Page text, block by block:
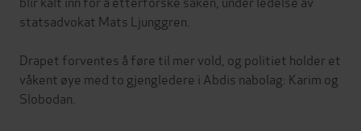
statsadvokat Mats Ljunggren.
Drapet forventes å føre til mer vold, og politiet holder et
våkent øye med to gjengledere i Abdis nabolag: Karim og
Slobodan.